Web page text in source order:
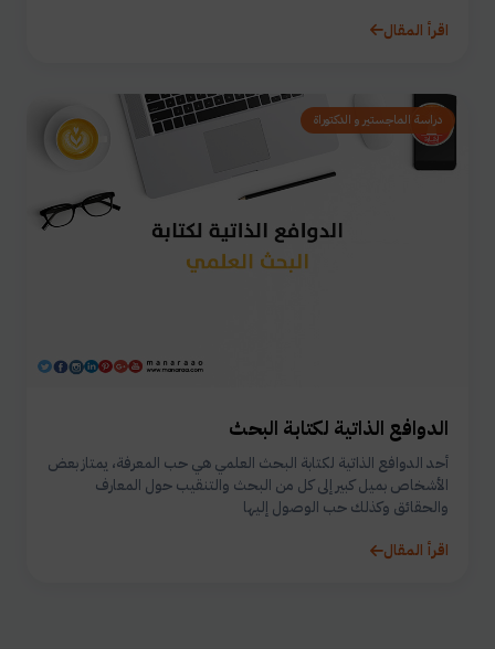
اقرأ المقال
دراسة الماجستير و الدكتوراة
الدوافع الذاتية لكتابة البحث
أحد الدوافع الذاتية لكتابة البحث العلمي هي حب المعرفة، يمتاز بعض
الأشخاص بميل كبير إلى كل من البحث والتنقيب حول المعارف
والحقائق وكذلك حب الوصول إليها
اقرأ المقال